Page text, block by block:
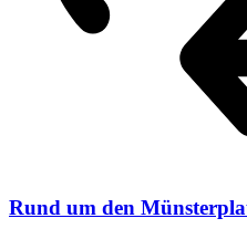
Rund um den